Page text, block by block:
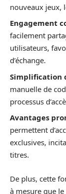
nouveaux jeux,
Engagement
facilement
utilisateurs,
d’échange.
Simplification
manuelle de
processus
Avantages
permettent
exclusives,
titres.
De plus, cette
à mesure que